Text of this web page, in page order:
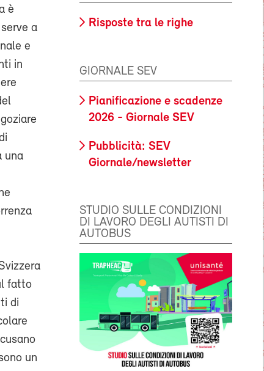
è
a
e
in
una
fatto
di
un
Risposte tra le righe
GIORNALE SEV
Pianificazione e scadenze
2026 - Giornale SEV
Pubblicità: SEV
Giornale/newsletter
STUDIO SULLE CONDIZIONI
DI LAVORO DEGLI AUTISTI DI
AUTOBUS